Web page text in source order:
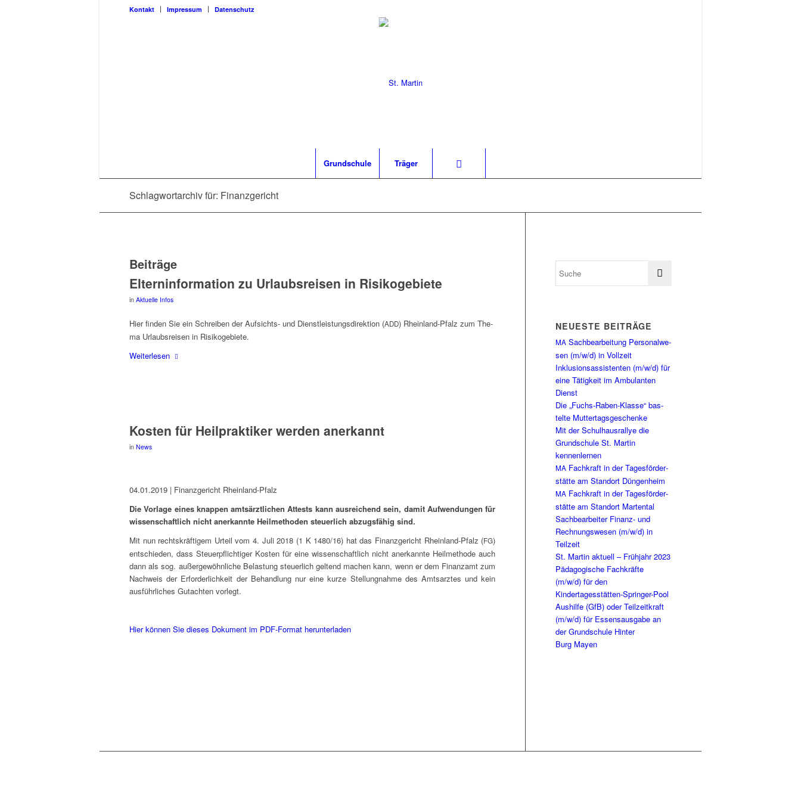
Kon­takt Impres­sum Daten­schutz
Grund­schu­le Trä­ger
Schlagwortarchiv für: Finanzgericht
Beiträge
Eltern­in­for­ma­ti­on zu Urlaubs­rei­sen in Risikogebiete
in Aktuelle Infos
Hier fin­den Sie ein Schrei­ben der Auf­sichts- und Dienst­leis­tungs­di­rek­ti­on (ADD) Rhein­land-Pfalz zum The­
ma Urlaubs­rei­sen in Risikogebiete.
Wei­ter­le­sen
Kos­ten für Heil­prak­ti­ker wer­den anerkannt
in News
04.01.2019 | Finanz­ge­richt Rheinland-Pfalz
Die Vor­la­ge eines knap­pen amts­ärzt­li­chen Attests kann aus­rei­chend sein, damit Auf­wen­dun­gen für
wis­sen­schaft­lich nicht aner­kann­te Heil­me­tho­den steu­er­lich abzugs­fä­hig sind.
Mit nun rechts­kräf­ti­gem Urteil vom 4. Juli 2018 (1 K 1480/16) hat das Finanz­ge­richt Rhein­land-Pfalz (FG)
ent­schie­den, dass Steu­er­pflich­ti­ger Kos­ten für eine wis­sen­schaft­lich nicht aner­kann­te Heil­me­tho­de auch
dann als sog. außer­ge­wöhn­li­che Belas­tung steu­er­lich gel­tend machen kann, wenn er dem Finanz­amt zum
Nach­weis der Erfor­der­lich­keit der Behand­lung nur eine kur­ze Stel­lung­nah­me des Amts­arz­tes und kein
aus­führ­li­ches Gut­ach­ten vorlegt.
Hier kön­nen Sie die­ses Doku­ment im PDF-For­mat herunterladen
NEU­ES­TE BEITRÄGE
MA Sach­be­ar­bei­tung Per­so­nal­we­
sen (m/w/d) in Vollzeit
Inklu­si­ons­as­sis­ten­ten (m/w/d) für
eine Tätig­keit im Ambu­lan­ten
Dienst
Die „Fuchs-Raben-Klas­se“ bas­
tel­te Muttertagsgeschenke
Mit der Schul­haus­ral­lye die
Grund­schu­le St. Mar­tin
kennenlernen
MA Fach­kraft in der Tages­för­der­
stät­te am Stand­ort Düngenheim
MA Fach­kraft in der Tages­för­der­
stät­te am Stand­ort Martental
Sach­be­ar­bei­ter Finanz- und
Rech­nungs­we­sen (m/w/d) in
Teilzeit
St. Mar­tin aktu­ell – Früh­jahr 2023
Päd­ago­gi­sche Fach­kräf­te
(m/w/d) für den
Kindertagesstätten-Springer-Pool
Aus­hil­fe (GfB) oder Teil­zeit­kraft
(m/w/d) für Essens­aus­ga­be an
der Grund­schu­le Hin­ter
Burg Mayen